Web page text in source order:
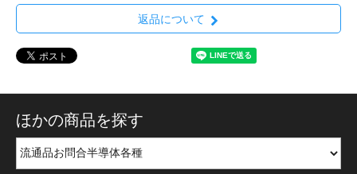
返品について
ほかの商品を探す